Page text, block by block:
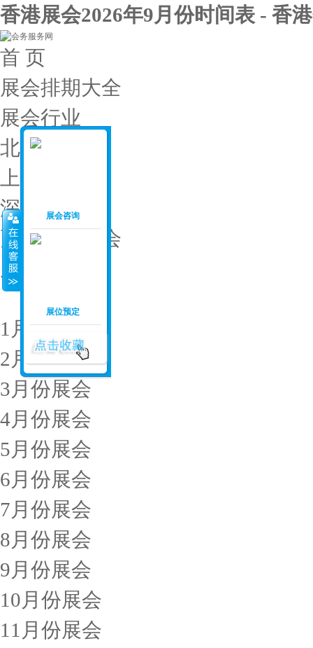
香港展会2026年9月份时间表 - 香
首 页
展会排期大全
展会行业
北京展会
上海展会
深圳展会
更多城市展会
展会投稿
展会月份
1月份展会
2月份展会
3月份展会
4月份展会
5月份展会
6月份展会
7月份展会
8月份展会
9月份展会
10月份展会
11月份展会
展会咨询
展位预定